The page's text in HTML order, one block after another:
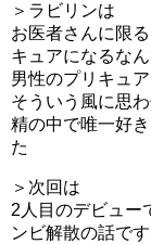
＞ラビリンは
お医者さんに限
キュアになるな
男性のプリキュ
そういう風に思
精の中で唯一好
た
＞次回は
2人目のデビュー
ンビ解散の話で